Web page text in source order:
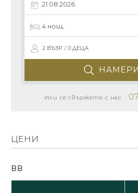
2 ВЪЗР. / 0 ДЕЦА
НАМЕРИ
Или се свържете с нас
ЦЕНИ
BB